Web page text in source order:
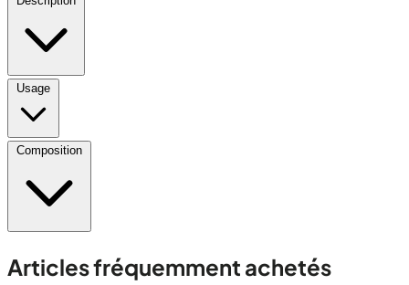
Usage
Composition
Articles fréquemment achetés